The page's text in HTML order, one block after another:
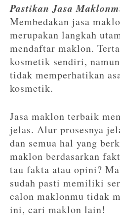
Pastikan Jasa
Membedakan jasa
merupakan langkah
mendaftar maklon.
kosmetik sendiri,
tidak memperhatikan
kosmetik.
Jasa maklon terbaik
jelas. Alur prosesnya
dan semua hal yang
maklon berdasarkan
tau fakta atau opini?
sudah pasti memiliki
calon maklonmu tidak
ini, cari maklon lain!